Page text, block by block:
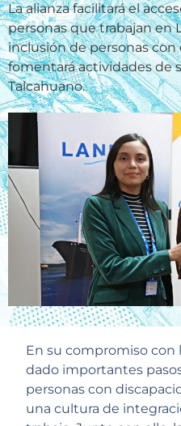
La alianza facilitará el
personas que trabajan en
inclusión de personas con
fomentará actividades de
Talcahuano.
En su compromiso con
dado importantes
personas con
una cultura de